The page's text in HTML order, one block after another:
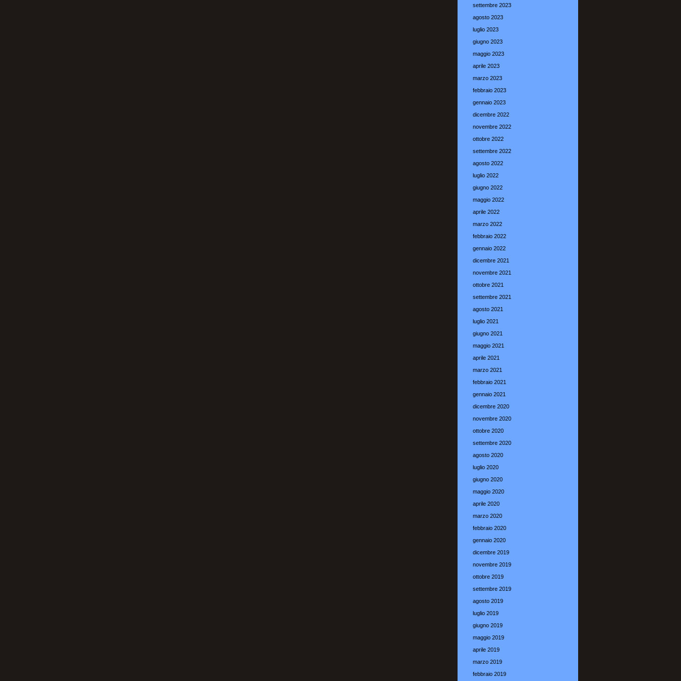
settembre 2023
agosto 2023
luglio 2023
giugno 2023
maggio 2023
aprile 2023
marzo 2023
febbraio 2023
gennaio 2023
dicembre 2022
novembre 2022
ottobre 2022
settembre 2022
agosto 2022
luglio 2022
giugno 2022
maggio 2022
aprile 2022
marzo 2022
febbraio 2022
gennaio 2022
dicembre 2021
novembre 2021
ottobre 2021
settembre 2021
agosto 2021
luglio 2021
giugno 2021
maggio 2021
aprile 2021
marzo 2021
febbraio 2021
gennaio 2021
dicembre 2020
novembre 2020
ottobre 2020
settembre 2020
agosto 2020
luglio 2020
giugno 2020
maggio 2020
aprile 2020
marzo 2020
febbraio 2020
gennaio 2020
dicembre 2019
novembre 2019
ottobre 2019
settembre 2019
agosto 2019
luglio 2019
giugno 2019
maggio 2019
aprile 2019
marzo 2019
febbraio 2019